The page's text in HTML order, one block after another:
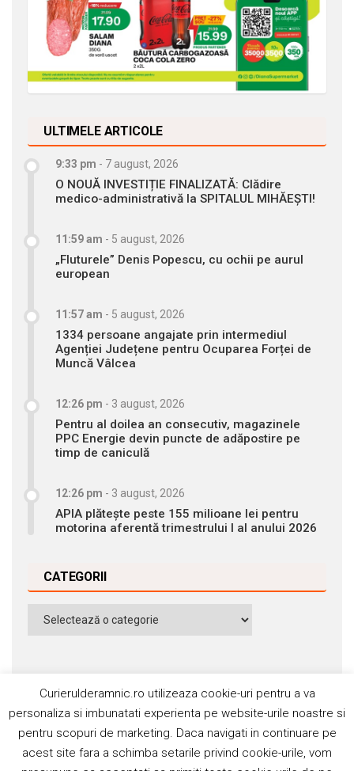
ULTIMELE ARTICOLE
9:33 pm - 7 august, 2026
O NOUĂ INVESTIȚIE FINALIZATĂ: Clădire
medico-administrativă la SPITALUL MIHĂEȘTI!
11:59 am - 5 august, 2026
„Fluturele” Denis Popescu, cu ochii pe aurul
european
11:57 am - 5 august, 2026
1334 persoane angajate prin intermediul
Agenției Județene pentru Ocuparea Forței de
Muncă Vâlcea
12:26 pm - 3 august, 2026
Pentru al doilea an consecutiv, magazinele
PPC Energie devin puncte de adăpostire pe
timp de caniculă
12:26 pm - 3 august, 2026
APIA plătește peste 155 milioane lei pentru
motorina aferentă trimestrului I al anului 2026
CATEGORII
Categorii
Curierulderamnic.ro utilizeaza cookie-uri pentru a va
personaliza si imbunatati experienta pe website-urile noastre si
pentru scopuri de marketing. Daca navigati in continuare pe
acest site fara a schimba setarile privind cookie-urile, vom